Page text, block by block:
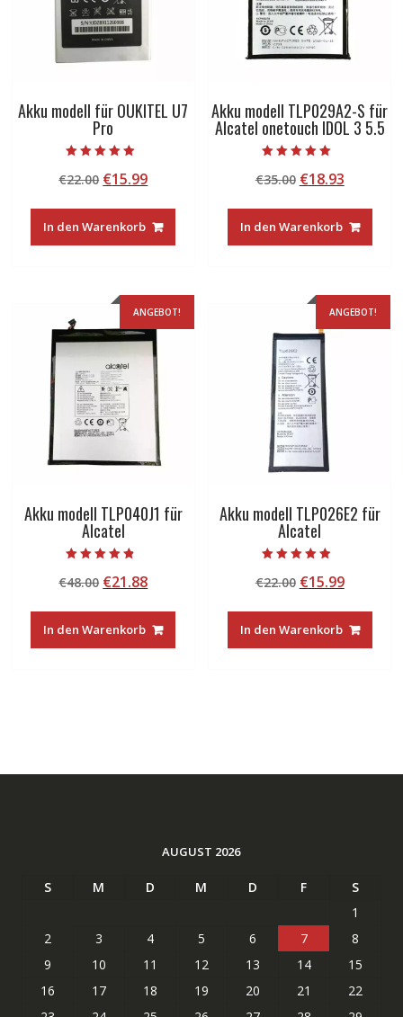
Akku modell für OUKITEL U7
Pro
5.00
von 5
€22.00 Ursprünglicher
war:
€22.00
€15.99Aktueller
ist:
€15.99.
In den Warenkorb
Akku modell TLP029A2-S für
Alcatel onetouch IDOL 3 5.5
5.00
von 5
€35.00 Ursprünglicher
war:
€35.00
€18.93
ist:
€18.93.
In den Warenkorb
ANGEBOT!
Akku modell TLP040J1 für
Alcatel
4.50
von 5
€48.00 Ursprünglicher
war:
€48.00
€21.88Aktueller
ist:
€21.88.
In den Warenkorb
ANGEBOT!
Akku modell TLP026E2 für
Alcatel
4.50
von 5
€22.00 Ursprünglicher
war:
€22.00
€15.99
ist:
€15.99.
In den Warenkorb
AUGUST 2026
S M D M D F
S
1
2
3 4 5 6 7
8
9
10 11 12 13 14
15
16
17 18 19 20 21
22